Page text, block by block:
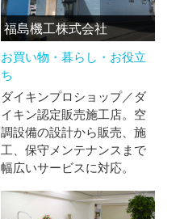
福島機工株式会社
お買い物・暮らし・お役立
ち
ダイキンプロショップ／ダ
イキン認定販売施工店。空
調設備の設計から販売、施
工、保守メンテナンスまで
幅広いサービスに対応。